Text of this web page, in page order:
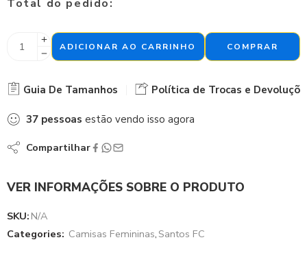
Total do pedido:
ADICIONAR AO CARRINHO COMPRAR
Guia De Tamanhos Política de Trocas e
37 pessoas estão vendo isso agora
Compartilhar
VER INFORMAÇÕES SOBRE O PRODUTO
SKU: N/A
Categories: Camisas Femininas,Santos FC